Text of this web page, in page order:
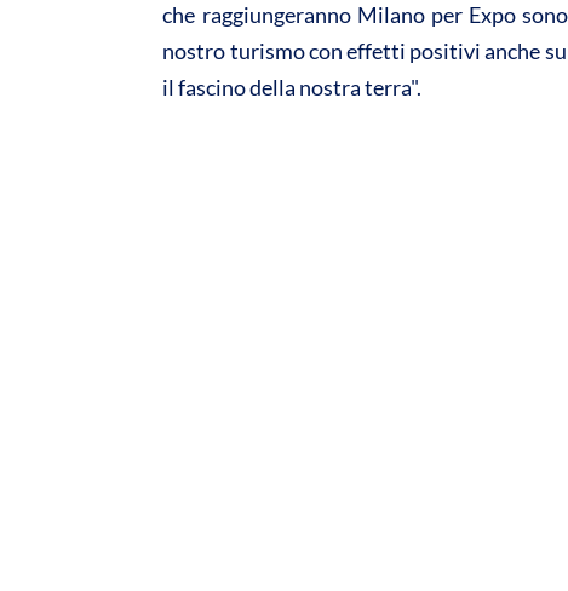
che raggiungeranno Milano per Expo
nostro turismo con effetti positivi anche
il fascino della nostra terra".